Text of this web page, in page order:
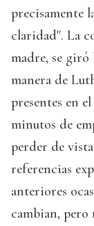
precisamente
claridad". La
madre, se
manera de
presentes en
minutos de
perder de vista
referencias
anteriores
cambian, pero